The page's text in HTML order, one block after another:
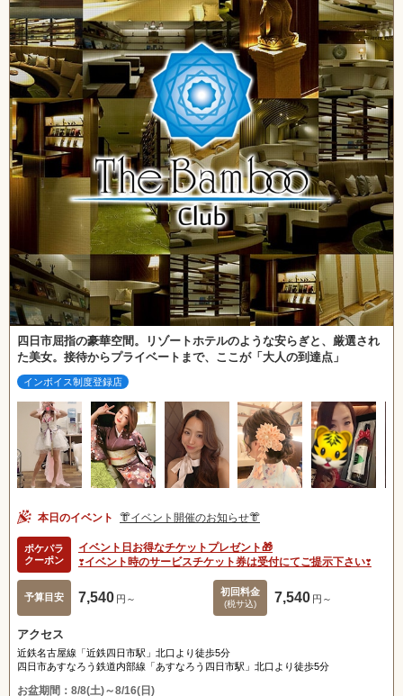
四日市屈指の豪華空間。リゾートホテルのような安らぎと、厳選され
た美女。接待からプライベートまで、ここが「大人の到達点」
インボイス制度登録店
本日のイベント 👘イベント開催のお知らせ👘
ポケパラ
クーポン
イベント日お得なチケットプレゼント🎁
❣️イベント時のサービスチケット券は受付にてご提示下さい❣️
予算目安 7,540 円～
初回料金
(税サ込) 7,540 円～
アクセス
近鉄名古屋線「近鉄四日市駅」北口より徒歩5分
四日市あすなろう鉄道内部線「あすなろう四日市駅」北口より徒歩5分
お盆期間：8/8(土)～8/16(日)
会員ログイン
北海道 東北
甲信越